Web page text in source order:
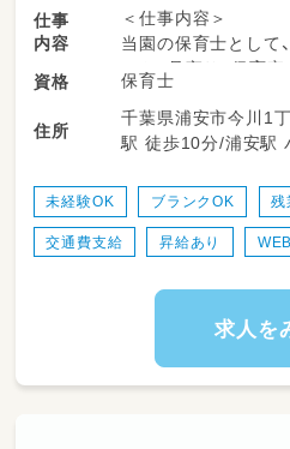
住所：木更津市金田
定員：30名
■スクルドエンジェ
住所：袖ケ浦市神
定員：70名
仕事
内容
＜仕事内容＞
当園の保育士として
ート、見守り、保育室
レの援助、行事準備
す。柔軟な保育環境
とりにしっかり向き
イルに合わせて無理
＜スケジュール例＞
09:00～自発的な活
11:00～昼食
12:30～午睡(事務作
15:00～自発的な活
資格 保育士
住所
千葉県浦安市今川1丁
駅 徒歩10分/浦安駅
未経験OK ブランクOK 残
交通費支給 昇給あり
求人を